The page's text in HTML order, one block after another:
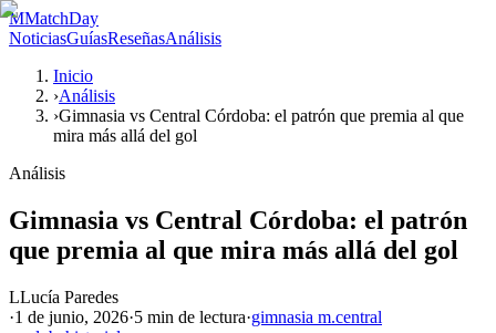
MMatchDay
NoticiasGuíasReseñasAnálisis
Inicio
›Análisis
›Gimnasia vs Central Córdoba: el patrón que premia al que
mira más allá del gol
Análisis
Gimnasia vs Central Córdoba: el patrón
que premia al que mira más allá del gol
LLucía Paredes
·1 de junio, 2026·5 min de lectura·gimnasia m.central